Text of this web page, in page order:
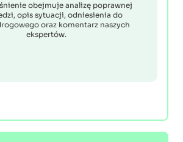
obejmuje analizę poprawnej
opis sytuacji, odniesienia do
oraz komentarz naszych
ekspertów.